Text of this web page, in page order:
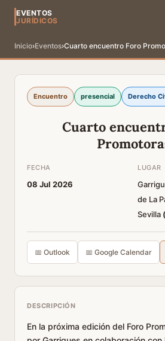
EVENTOS
JURÍDICOS
Inicio›Eventos›Cuarto encuentro Foro
Encuentro presencial Derecho
Cuarto
FECHA
08 Jul 2026
LUGAR
de La
Sevilla (
📅 Outlook 📅 Google Calendar
DESCRIPCIÓN
En la próxima edición del Foro